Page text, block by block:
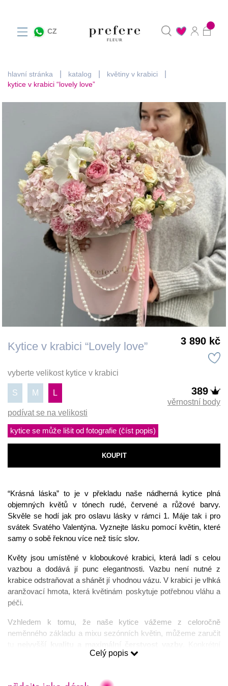
CZ
hlavní stránka katalog
květiny v krabici
kytice v krabici “lovely love”
Kytice v krabici “Lovely love” 3 890 kč
vyberte velikost kytice v krabici
S M L
podívat se na velikosti
389
věrnostní body
kytice se může lišit od fotografie (číst popis)
KOUPIT
“Krásná láska” to je v překladu naše nádherná kytice plná
objemných květů v tónech rudé, červené a růžové barvy.
Skvěle se hodí jak pro oslavu lásky v rámci 1. Máje tak i pro
svátek Svatého Valentýna. Vyznejte lásku pomocí květin, které
samy o sobě řeknou více než tisíc slov.
Květy jsou umístěné v kloboukové krabici, která ladí s celou
vazbou a dodává jí punc elegantnosti. Vazbu není nutné z
krabice odstraňovat a shánět jí vhodnou vázu. V krabici je vlhká
aranžovací hmota, která květinám poskytuje potřebnou vláhu a
péči.
Vzhledem k tomu, že naše kytice vážeme z celoročně
neměnného základu a mixu sezónních květin, můžeme zaručit
kytice se z tohoto důvodu může lišit od vyobrazené produktové
Celý popis